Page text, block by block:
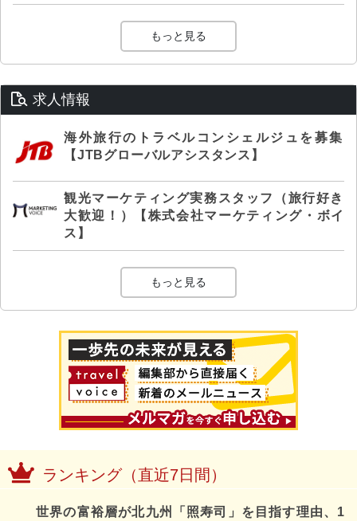
もっと見る
求人情報
海外旅行のトラベルコンシェルジュを募集
【JTBグローバルアシスタンス】
観光マーケティング実務スタッフ（旅行好き
大歓迎！）【株式会社マーケティング・ボイ
ス】
もっと見る
ランキング（直近7日間）
世界の富裕層が北九州「照寿司」を目指す理由、1